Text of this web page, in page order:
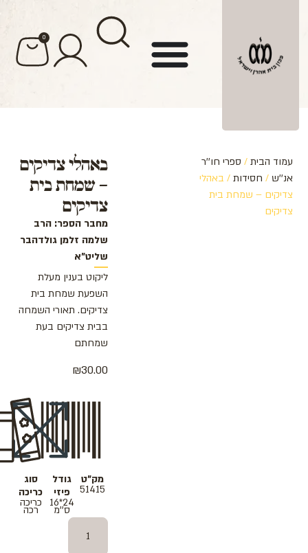
0
עמוד הבית / ספרי חו''ר
אנ''ש / חסידות / באהלי
צדיקים – שמחת בית
צדיקים
באהלי צדיקים
– שמחת בית
צדיקים
מחבר הספר: הרב
שלמה זלמן גולדהבר
שליט"א
ליקוט בענין מעלת
השפעת שמחת בית
צדיקים. תאורי השמחה
בבית צדיקים בעת
שמחתם
₪30.00
מק"ט
51415
גודל
פיזי
24*16
ס''מ
סוג
כריכה
כריכה
רכה